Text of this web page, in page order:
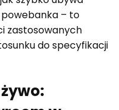
– to
zastosowanych
do specyfikacji